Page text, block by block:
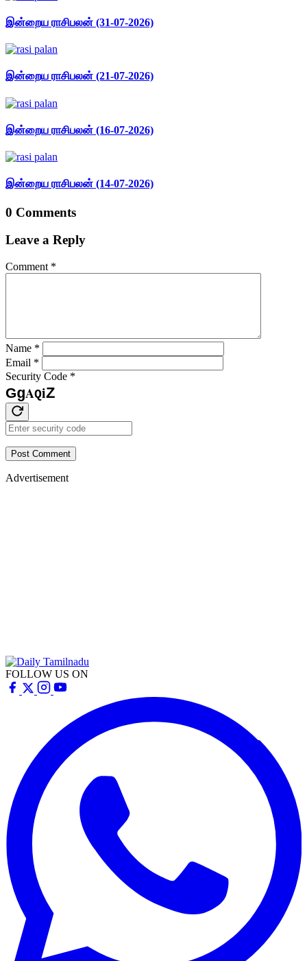
இன்றைய ராசிபலன் (31-07-2026)
இன்றைய ராசிபலன் (21-07-2026)
இன்றைய ராசிபலன் (16-07-2026)
இன்றைய ராசிபலன் (14-07-2026)
0 Comments
Leave a Reply
Comment *
Name *
Email *
Security Code *
GgAQiZ
Post Comment
Advertisement
FOLLOW US ON